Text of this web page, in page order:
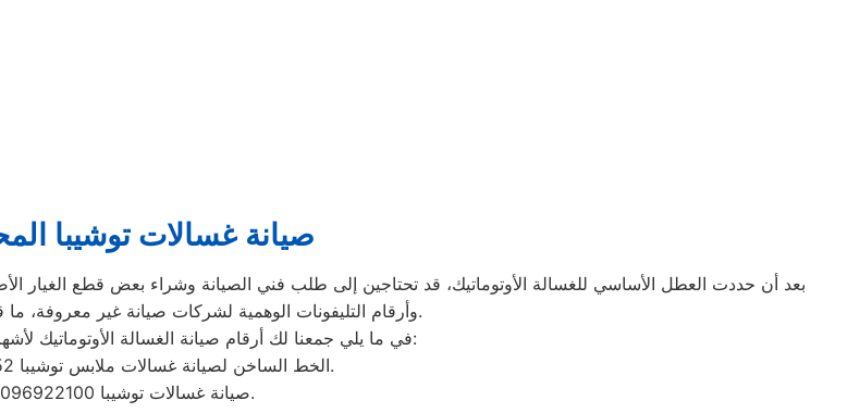
صيانة غسالات توشيبا
بعد أن حددت العطل الأساسي للغسالة الأوتوماتيك، قد تحتاجين إلى طلب فني الصيانة وشراء بعض قطع الغيار
وأرقام التليفونات الوهمية لشركات صيانة غير معروفة، ما قد يعرضك لعمليات النصب.
في ما يلي جمعنا لك أرقام صيانة الغسالة الأوتوماتيك لأشهر الماركات في المحمودية:
الخط الساخن لصيانة غسالات ملابس توشيبا 01210999852.
صيانة غسالات توشيبا 01096922100.